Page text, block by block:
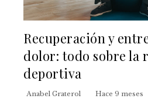
Recuperación y
dolor: todo sobre la
deportiva
Anabel Graterol Hace 9 meses